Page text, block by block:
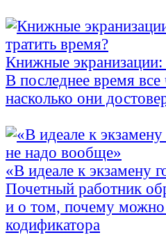
Книжные экранизации:
В последнее время
насколько они
«В идеале к экзамену
Почетный работник
и о том, почему можно
кодификатора